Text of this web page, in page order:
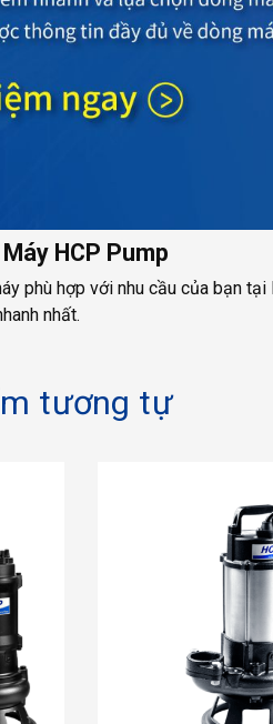
HCP Pump
phù hợp với nhu cầu của bạn tại
nhất.
tương tự